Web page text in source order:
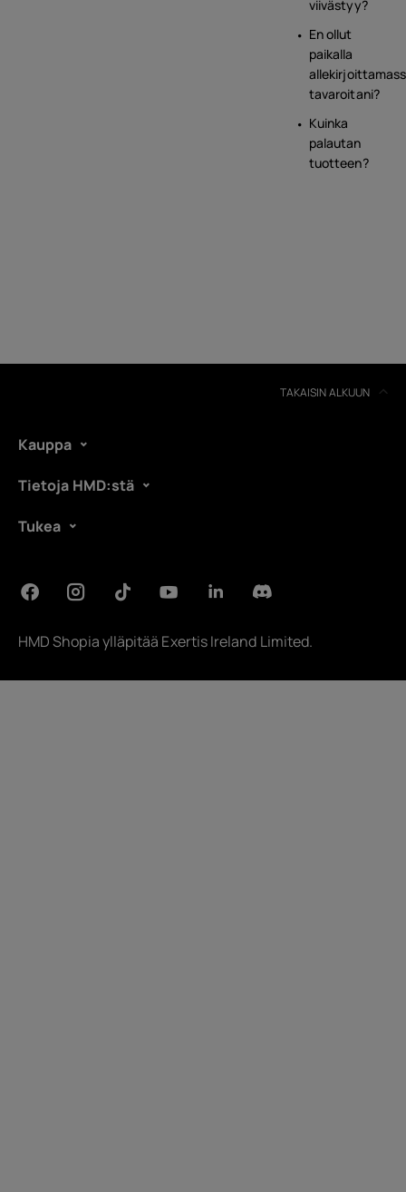
viivästyy?
En ollut
paikalla
tavaroitani?
Kuinka
palautan
tuotteen?
TAKAISIN ALKUUN
Kauppa
Tietoja HMD:stä
Tukea
HMD Shopia ylläpitää Exertis Ireland Limited.